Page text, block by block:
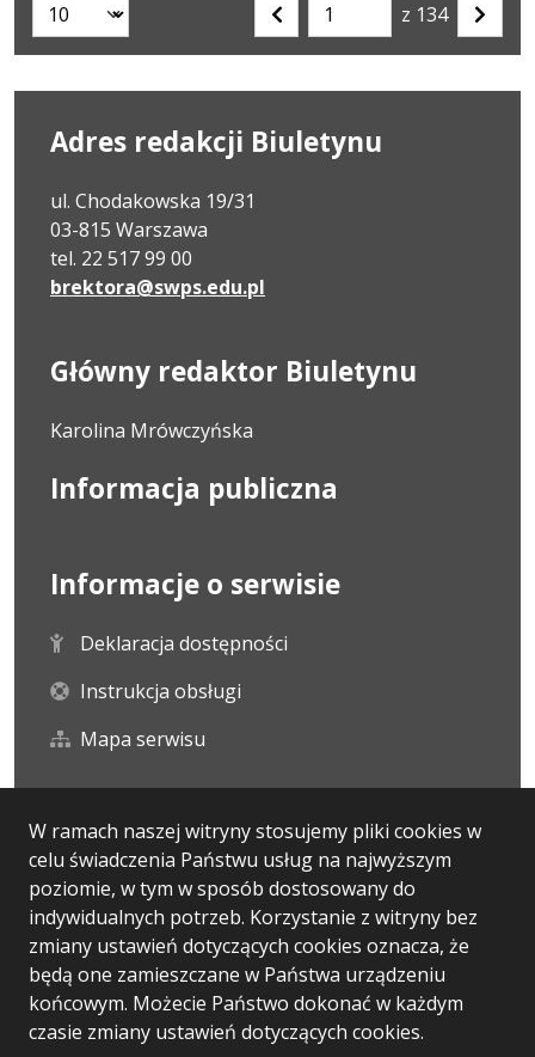
W ramach naszej witryny stosujemy pliki cookies w
celu świadczenia Państwu usług na najwyższym
poziomie, w tym w sposób dostosowany do
indywidualnych potrzeb. Korzystanie z witryny bez
zmiany ustawień dotyczących cookies oznacza, że
będą one zamieszczane w Państwa urządzeniu
końcowym. Możecie Państwo dokonać w każdym
czasie zmiany ustawień dotyczących cookies.
Liczba artykułów na stronie:
Poprzednia
Przejdź
do
strony
z 134
Adres redakcji Biuletynu
ul. Chodakowska 19/31
03-815 Warszawa
tel. 22 517 99 00
brektora@swps.edu.pl
Główny redaktor Biuletynu
Karolina Mrówczyńska
Informacja publiczna
Informacje o serwisie
Deklaracja dostępności
Instrukcja obsługi
Mapa serwisu
Statystyka i dane osobowe
Statystyki oglądalności
Ostatnio dodane
Wersja systemu: 5.7.0 [13]